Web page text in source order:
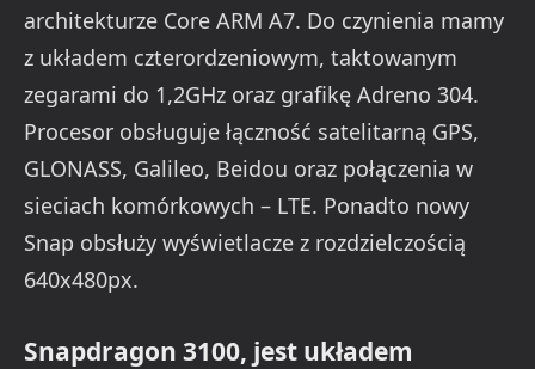
architekturze Core ARM A7. Do czynienia mamy
z układem czterordzeniowym, taktowanym
zegarami do 1,2GHz oraz grafikę Adreno 304.
Procesor obsługuje łączność satelitarną GPS,
GLONASS, Galileo, Beidou oraz połączenia w
sieciach komórkowych – LTE. Ponadto nowy
Snap obsłuży wyświetlacze z rozdzielczością
640x480px.
Snapdragon 3100, jest układem